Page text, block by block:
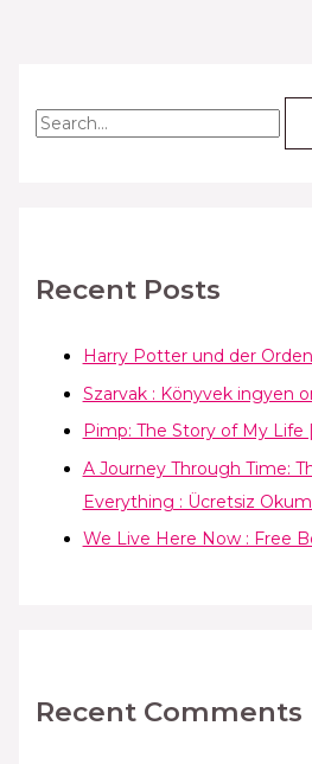
Recent Posts
Harry Potter und der
Szarvak : Könyvek ingyen
Pimp: The Story of My Life
A Journey Through Time:
Everything : Ücretsiz
We Live Here Now : Free
Recent Comments